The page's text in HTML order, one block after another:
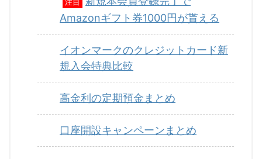
注目
Amazonギフト券1000円が貰える
イオンマークのクレジットカード新
規入会特典比較
高金利の定期預金まとめ
口座開設キャンペーンまとめ